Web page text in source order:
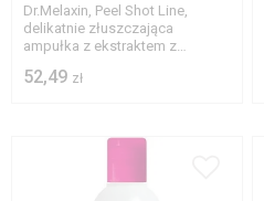
Dr.Melaxin, Peel Shot Line,
delikatnie złuszczająca
ampułka z ekstraktem z
52,49 zł